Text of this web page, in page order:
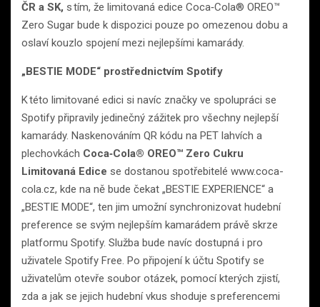
ČR a SK, s tím, že limitovaná edice Coca‑Cola® OREO™
Zero Sugar bude k dispozici pouze po omezenou dobu a
oslaví kouzlo spojení mezi nejlepšími kamarády.
„BESTIE MODE“ prostřednictvím Spotify
K této limitované edici si navíc značky ve spolupráci se
Spotify připravily jedinečný zážitek pro všechny nejlepší
kamarády. Naskenováním QR kódu na PET lahvích a
plechovkách Coca‑Cola® OREO™ Zero Cukru
Limitovaná Edice se dostanou spotřebitelé www.coca-
cola.cz, kde na ně bude čekat „BESTIE EXPERIENCE“ a
„BESTIE MODE“, ten jim umožní synchronizovat hudební
preference se svým nejlepším kamarádem právě skrze
platformu Spotify. Služba bude navíc dostupná i pro
uživatele Spotify Free. Po připojení k účtu Spotify se
uživatelům otevře soubor otázek, pomocí kterých zjistí,
zda a jak se jejich hudební vkus shoduje s preferencemi